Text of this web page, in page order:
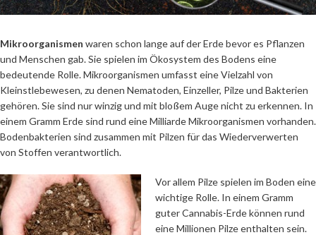
Mikroorganismen waren schon lange auf der Erde bevor es Pflanzen
und Menschen gab. Sie spielen im Ökosystem des Bodens eine
bedeutende Rolle. Mikroorganismen umfasst eine Vielzahl von
Kleinstlebewesen, zu denen Nematoden, Einzeller, Pilze und Bakterien
gehören. Sie sind nur winzig und mit bloßem Auge nicht zu erkennen. In
einem Gramm Erde sind rund eine Milliarde Mikroorganismen vorhanden.
Bodenbakterien sind zusammen mit Pilzen für das Wiederverwerten
von Stoffen verantwortlich.
Vor allem Pilze spielen im Boden eine
wichtige Rolle. In einem Gramm
guter Cannabis-Erde können rund
eine Millionen Pilze enthalten sein.